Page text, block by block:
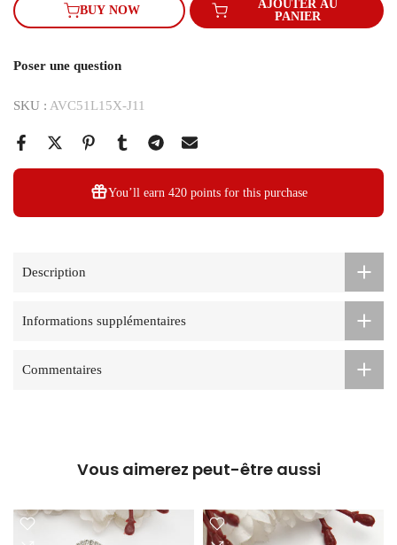
BUY NOW
AJOUTER AU
PANIER
Poser une question
SKU : AVC51L15X-J11
You’ll earn 420 pointsfor this purchase
Description
Informations supplémentaires
Commentaires
Vous aimerez peut-être aussi